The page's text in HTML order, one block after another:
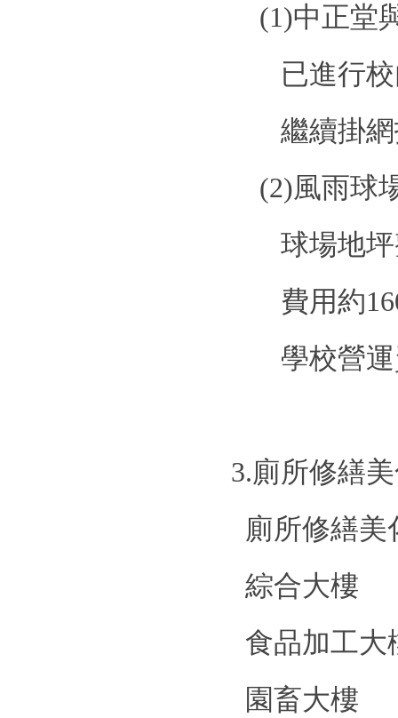
(1)中正堂
已進行
繼續掛
(2)風雨球
球場地
費用約
學校營
3.廁所修繕
廁所修繕
綜合大樓
食品加工大
園畜大樓